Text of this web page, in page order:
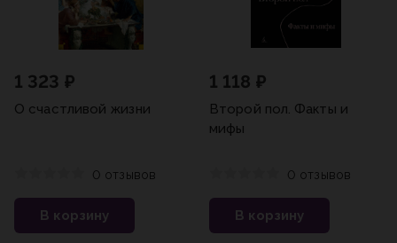
1 323 ₽
О счастливой жизни
0 отзывов
В корзину
1 118 ₽
Второй пол. Факты и
мифы
0 отзывов
В корзину